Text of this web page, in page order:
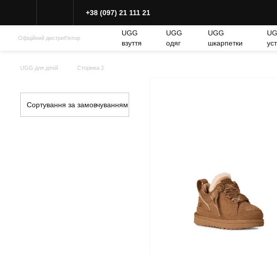
+38 (097) 21 111 21
Офіційний дистриб'ютор
UGG
взуття
UGG
одяг
UGG
шкарпетки
UGG для дітей Сторінка 2
Сортування за замовчуванням